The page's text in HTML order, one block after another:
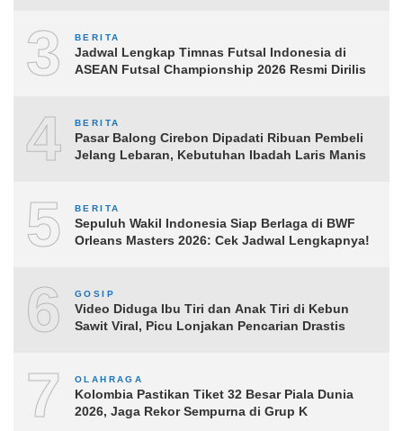
3 BERITA
Jadwal Lengkap Timnas Futsal Indonesia di
ASEAN Futsal Championship 2026 Resmi Dirilis
4 BERITA
Pasar Balong Cirebon Dipadati Ribuan Pembeli
Jelang Lebaran, Kebutuhan Ibadah Laris Manis
5 BERITA
Sepuluh Wakil Indonesia Siap Berlaga di BWF
Orleans Masters 2026: Cek Jadwal Lengkapnya!
6 GOSIP
Video Diduga Ibu Tiri dan Anak Tiri di Kebun
Sawit Viral, Picu Lonjakan Pencarian Drastis
7 OLAHRAGA
Kolombia Pastikan Tiket 32 Besar Piala Dunia
2026, Jaga Rekor Sempurna di Grup K